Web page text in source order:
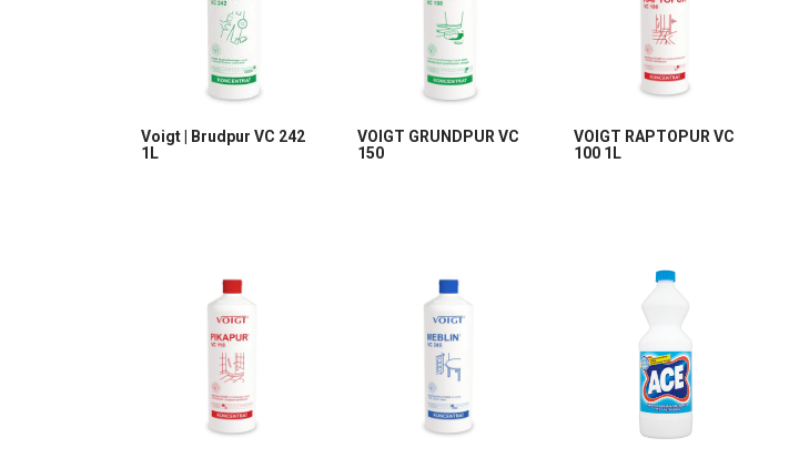
Voigt | Brudpur VC 242
1L
VOIGT GRUNDPUR VC
150
VOIGT RAPTOPUR VC
100 1L